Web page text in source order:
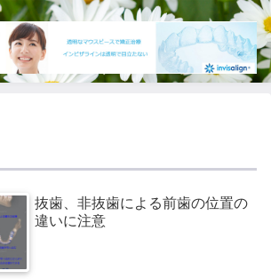
抜歯、非抜歯による前歯の位置の
違いに注意